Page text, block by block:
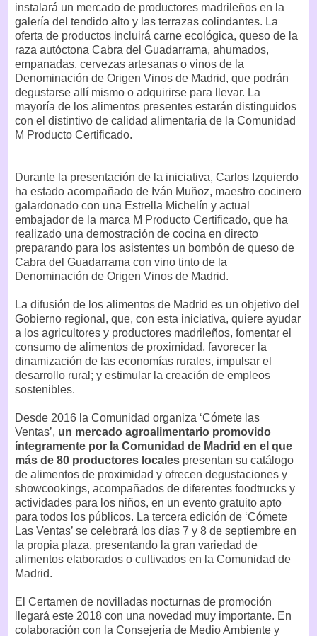
instalará un mercado de productores madrileños en la
galería del tendido alto y las terrazas colindantes. La
oferta de productos incluirá carne ecológica, queso de la
raza autóctona Cabra del Guadarrama, ahumados,
empanadas, cervezas artesanas o vinos de la
Denominación de Origen Vinos de Madrid, que podrán
degustarse allí mismo o adquirirse para llevar. La
mayoría de los alimentos presentes estarán distinguidos
con el distintivo de calidad alimentaria de la Comunidad
M Producto Certificado.
Durante la presentación de la iniciativa, Carlos Izquierdo
ha estado acompañado de Iván Muñoz, maestro cocinero
galardonado con una Estrella Michelín y actual
embajador de la marca M Producto Certificado, que ha
realizado una demostración de cocina en directo
preparando para los asistentes un bombón de queso de
Cabra del Guadarrama con vino tinto de la
Denominación de Origen Vinos de Madrid.
La difusión de los alimentos de Madrid es un objetivo del
Gobierno regional, que, con esta iniciativa, quiere ayudar
a los agricultores y productores madrileños, fomentar el
consumo de alimentos de proximidad, favorecer la
dinamización de las economías rurales, impulsar el
desarrollo rural; y estimular la creación de empleos
sostenibles.
Desde 2016 la Comunidad organiza ‘Cómete las
Ventas’, un mercado agroalimentario promovido
íntegramente por la Comunidad de Madrid en el que
más de 80 productores locales presentan su catálogo
de alimentos de proximidad y ofrecen degustaciones y
showcookings, acompañados de diferentes foodtrucks y
actividades para los niños, en un evento gratuito apto
para todos los públicos. La tercera edición de ‘Cómete
Las Ventas’ se celebrará los días 7 y 8 de septiembre en
la propia plaza, presentando la gran variedad de
alimentos elaborados o cultivados en la Comunidad de
Madrid.
El Certamen de novilladas nocturnas de promoción
llegará este 2018 con una novedad muy importante. En
colaboración con la Consejería de Medio Ambiente y